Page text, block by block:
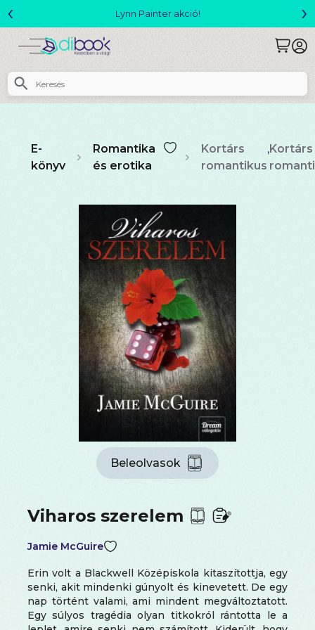
Megjelent! L. J. Shen: Legvadabb álmaimban szeretlek
‹ ›
E-
könyv
Romantika
és erotika
Kortárs
romantikus
,Kortárs
Beleolvasok
Viharos szerelem
Jamie McGuire
Erin volt a Blackwell Középiskola kitaszítottja, egy
senki, akit mindenki gúnyolt és kinevetett. De egy
nap történt valami, ami mindent megváltoztatott.
Egy súlyos tragédia olyan titkokról rántotta le a